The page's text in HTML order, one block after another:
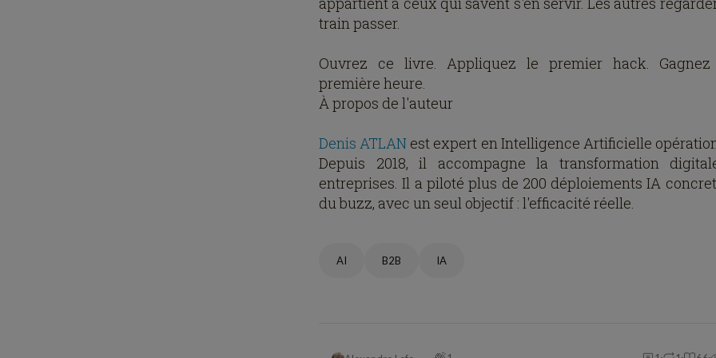
train passer.
Ouvrez ce livre. Appliquez le premier hack.
première heure.
À propos de l'auteur
Denis ATLAN est expert en Intelligence Artificielle
Depuis 2018, il accompagne la transformation
entreprises. Il a piloté plus de 200 déploiements IA
du buzz, avec un seul objectif : l'efficacité réelle.
AI B2B IA